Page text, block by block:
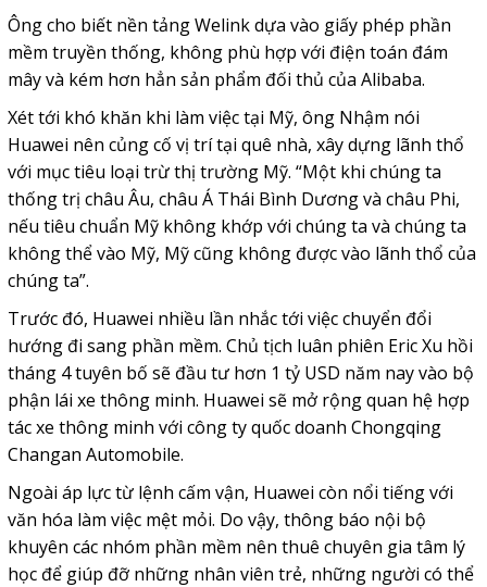
Ông cho biết nền tảng Welink dựa vào giấy phép phần
mềm truyền thống, không phù hợp với điện toán đám
mây và kém hơn hẳn sản phẩm đối thủ của Alibaba.
Xét tới khó khăn khi làm việc tại Mỹ, ông Nhậm nói
Huawei nên củng cố vị trí tại quê nhà, xây dựng lãnh thổ
với mục tiêu loại trừ thị trường Mỹ. “Một khi chúng ta
thống trị châu Âu, châu Á Thái Bình Dương và châu Phi,
nếu tiêu chuẩn Mỹ không khớp với chúng ta và chúng ta
không thể vào Mỹ, Mỹ cũng không được vào lãnh thổ của
chúng ta”.
Trước đó, Huawei nhiều lần nhắc tới việc chuyển đổi
hướng đi sang phần mềm. Chủ tịch luân phiên Eric Xu hồi
tháng 4 tuyên bố sẽ đầu tư hơn 1 tỷ USD năm nay vào bộ
phận lái xe thông minh. Huawei sẽ mở rộng quan hệ hợp
tác xe thông minh với công ty quốc doanh Chongqing
Changan Automobile.
Ngoài áp lực từ lệnh cấm vận, Huawei còn nổi tiếng với
văn hóa làm việc mệt mỏi. Do vậy, thông báo nội bộ
khuyên các nhóm phần mềm nên thuê chuyên gia tâm lý
học để giúp đỡ những nhân viên trẻ, những người có thể